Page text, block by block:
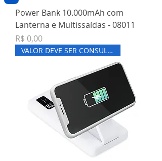
Power Bank 10.000mAh com
Lanterna e Multissaídas - 08011
Preço
R$ 0,00
VALOR DEVE SER CONSULTADO